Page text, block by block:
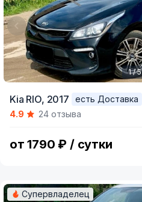
of
1 / 5
Kia RIO, 2017
есть Доставка
4.9
24 отзыва
от 1790 ₽ / сутки
Супервладелец